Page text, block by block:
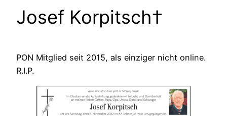
Josef Korpitsch†
PON Mitglied seit 2015, als einziger nicht online.
R.I.P.